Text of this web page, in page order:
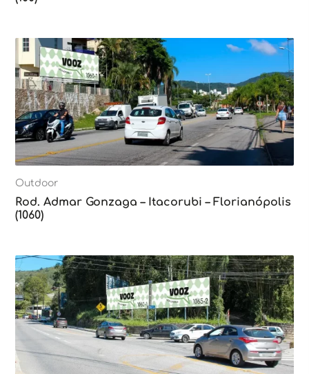
Outdoor
Rod. Admar Gonzaga – Itacorubi – Florianópolis
(1060)